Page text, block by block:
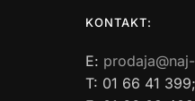
KONTAKT:
E:
T: 01 66 41